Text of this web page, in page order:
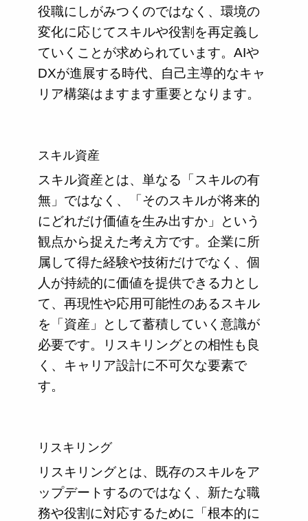
役職にしがみつくのではなく、環境の
変化に応じてスキルや役割を再定義し
ていくことが求められています。AIや
DXが進展する時代、自己主導的なキャ
リア構築はますます重要となります。
スキル資産
スキル資産とは、単なる「スキルの有
無」ではなく、「そのスキルが将来的
にどれだけ価値を生み出すか」という
観点から捉えた考え方です。企業に所
属して得た経験や技術だけでなく、個
人が持続的に価値を提供できる力とし
て、再現性や応用可能性のあるスキル
を「資産」として蓄積していく意識が
必要です。リスキリングとの相性も良
く、キャリア設計に不可欠な要素で
す。
リスキリング
リスキリングとは、既存のスキルをア
ップデートするのではなく、新たな職
務や役割に対応するために「根本的に